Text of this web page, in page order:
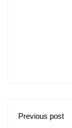
Previous post